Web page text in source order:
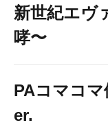
新世紀エヴ
哮〜
PAコマコ
er.